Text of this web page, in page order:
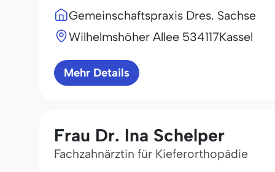
Gemeinschaftspraxis Dres. Sachse
Wilhelmshöher Allee 534117Kassel
Mehr Details
Frau Dr. Ina Schelper
Fachzahnärztin für Kieferorthopädie